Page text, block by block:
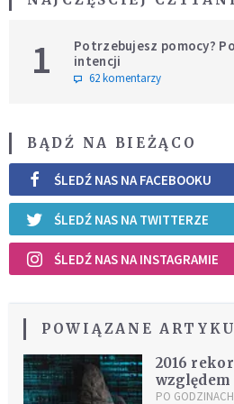
1
Potrzebujesz pomocy?
intencji
62 komentarzy
BĄDŹ NA BIEŻĄCO
ŚLEDŹ NAS NA FACEBOOKU
ŚLEDŹ NAS NA TWITTERZE
ŚLEDŹ NAS NA INSTAGRAMIE
POWIĄZANE
2016
PO GODZINACH